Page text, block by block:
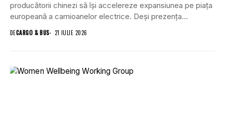
producătorii chinezi să își accelereze expansiunea pe piața
europeană a camioanelor electrice. Deși prezența...
DECARGO & BUS 21 IULIE 2026